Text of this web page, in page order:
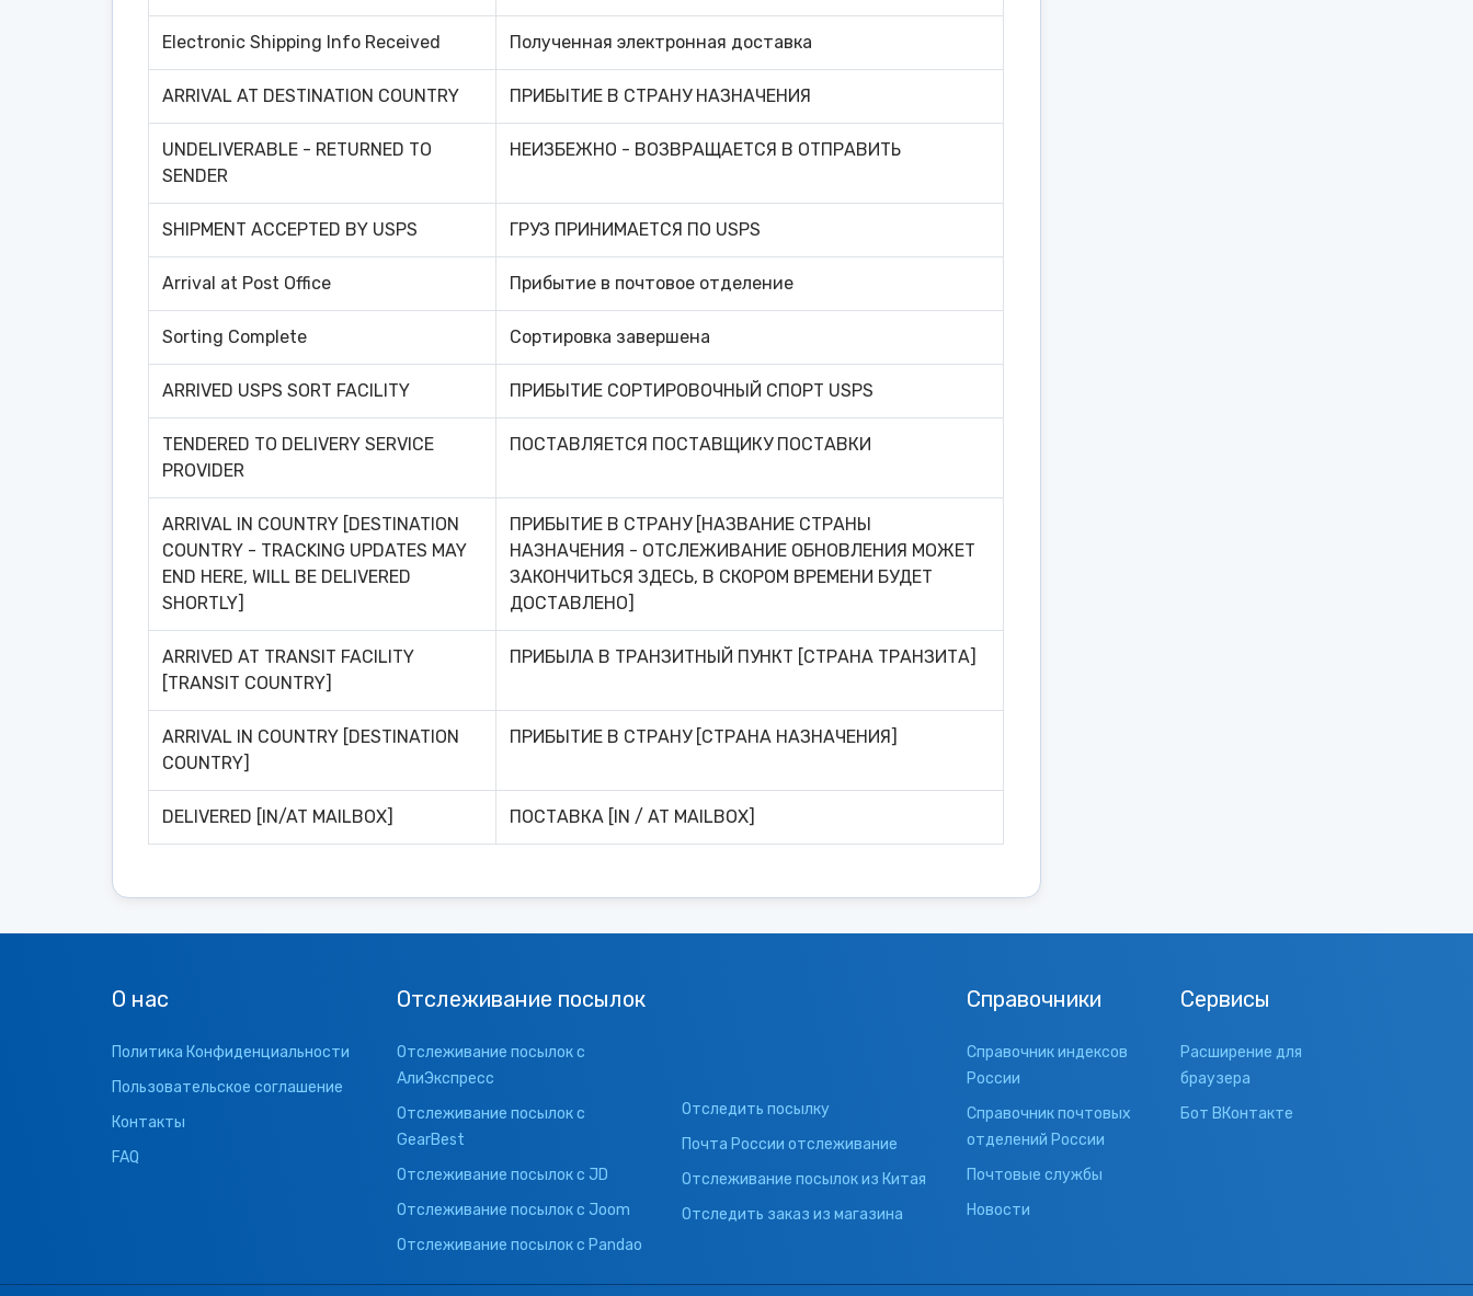
Electronic Shipping Info Received Полученная электронная доставка
ARRIVAL AT DESTINATION COUNTRY ПРИБЫТИЕ В СТРАНУ НАЗНАЧЕНИЯ
UNDELIVERABLE - RETURNED TO
SENDER
НЕИЗБЕЖНО - ВОЗВРАЩАЕТСЯ В ОТПРАВИТЬ
SHIPMENT ACCEPTED BY USPS ГРУЗ ПРИНИМАЕТСЯ ПО USPS
Arrival at Post Office Прибытие в почтовое отделение
Sorting Complete Сортировка завершена
ARRIVED USPS SORT FACILITY ПРИБЫТИЕ СОРТИРОВОЧНЫЙ СПОРТ USPS
TENDERED TO DELIVERY SERVICE
PROVIDER
ПОСТАВЛЯЕТСЯ ПОСТАВЩИКУ ПОСТАВКИ
ARRIVAL IN COUNTRY [DESTINATION
COUNTRY - TRACKING UPDATES MAY
END HERE, WILL BE DELIVERED
SHORTLY]
ПРИБЫТИЕ В СТРАНУ [НАЗВАНИЕ СТРАНЫ
НАЗНАЧЕНИЯ - ОТСЛЕЖИВАНИЕ ОБНОВЛЕНИЯ МОЖЕТ
ЗАКОНЧИТЬСЯ ЗДЕСЬ, В СКОРОМ ВРЕМЕНИ БУДЕТ
ДОСТАВЛЕНО]
ARRIVED AT TRANSIT FACILITY
[TRANSIT COUNTRY]
ПРИБЫЛА В ТРАНЗИТНЫЙ ПУНКТ [СТРАНА ТРАНЗИТА]
ARRIVAL IN COUNTRY [DESTINATION
COUNTRY]
ПРИБЫТИЕ В СТРАНУ [СТРАНА НАЗНАЧЕНИЯ]
DELIVERED [IN/AT MAILBOX] ПОСТАВКА [IN / AT MAILBOX]
О нас
Политика Конфиденциальности
Пользовательское соглашение
Контакты
FAQ
Отслеживание посылок
Отслеживание посылок с
АлиЭкспресс
Отслеживание посылок с
GearBest
Отслеживание посылок с JD
Отслеживание посылок с Joom
Отслеживание посылок с Pandao
Отследить посылку
Почта России отслеживание
Отслеживание посылок из Китая
Отследить заказ из магазина
Справочники
Справочник индексов
России
Справочник почтовых
отделений России
Почтовые службы
Новости
Сервисы
Расширение для
браузера
Бот ВКонтакте